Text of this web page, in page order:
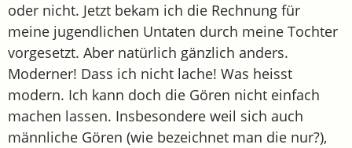
oder nicht. Jetzt bekam ich die Rechnung für
meine jugendlichen Untaten durch meine Tochter
vorgesetzt. Aber natürlich gänzlich anders.
Moderner! Dass ich nicht lache! Was heisst
modern. Ich kann doch die Gören nicht einfach
machen lassen. Insbesondere weil sich auch
männliche Gören (wie bezeichnet man die nur?),